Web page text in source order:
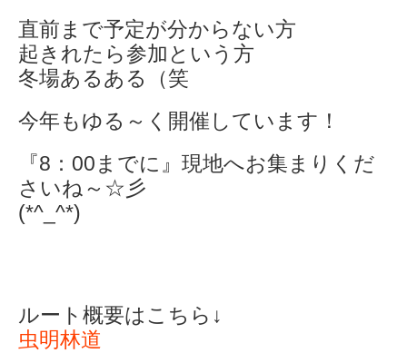
直前まで予定が分からない方
起きれたら参加という方
冬場あるある（笑
今年もゆる～く開催しています！
『8：00までに』現地へお集まりくだ
さいね～☆彡
(*^_^*)
ルート概要はこちら↓
虫明林道